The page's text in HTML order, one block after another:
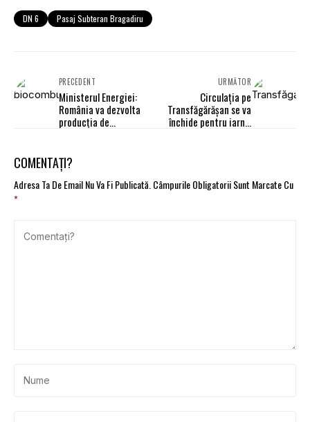
DN 6 Pasaj Subteran Bragadiru
PRECEDENT
Ministerul Energiei:
România va dezvolta
producţia de
URMĂTOR
Circulația pe
Transfăgărăşan se va
închide pentru iarnă,
COMENTAȚI?
Adresa Ta De Email Nu Va Fi Publicată.Câmpurile Obligatorii Sunt Marcate Cu
*